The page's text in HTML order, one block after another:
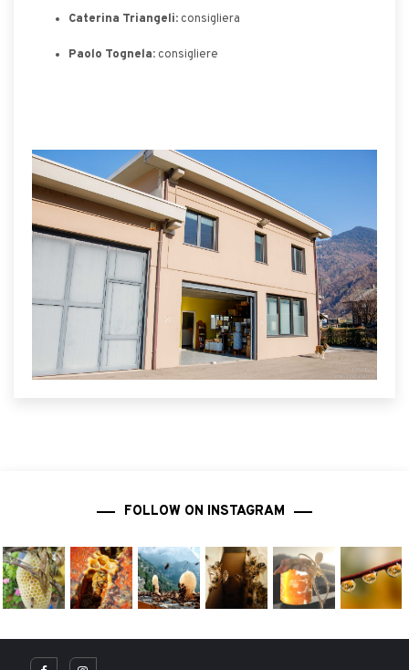
Caterina Triangeli: consigliera
Paolo Tognela:consigliere
FOLLOW ON INSTAGRAM